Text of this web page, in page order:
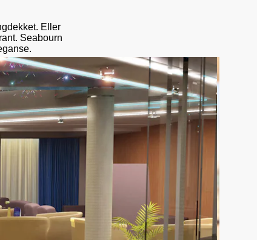
Eller
Seabourn